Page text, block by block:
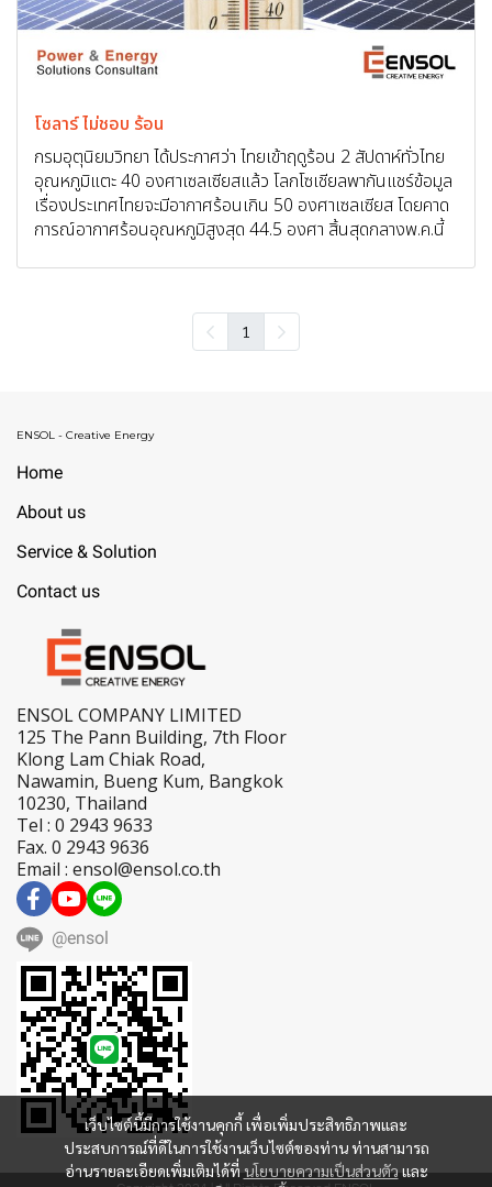
โซลาร์ ไม่ชอบ ร้อน
กรมอุตุนิยมวิทยา ได้ประกาศว่า ไทยเข้าฤดูร้อน 2 สัปดาห์ทั่วไทย
อุณหภูมิแตะ 40 องศาเซลเซียสแล้ว โลกโซเชียลพากันแชร์ข้อมูล
เรื่องประเทศไทยจะมีอากาศร้อนเกิน 50 องศาเซลเซียส โดยคาด
การณ์อากาศร้อนอุณหภูมิสูงสุด 44.5 องศา สิ้นสุดกลางพ.ค.นี้
1
เว็บไซต์นี้มีการใช้งานคุกกี้ เพื่อเพิ่มประสิทธิภาพและ
ประสบการณ์ที่ดีในการใช้งานเว็บไซต์ของท่าน ท่านสามารถ
อ่านรายละเอียดเพิ่มเติมได้ที่นโยบายความเป็นส่วนตัวและ
ENSOL - Creative Energy
Home
About us
Service & Solution
Contact us
ENSOL COMPANY LIMITED
125 The Pann Building, 7th Floor
Klong Lam Chiak Road,
Nawamin, Bueng Kum, Bangkok
10230, Thailand
Tel : 0 2943 9633
Fax. 0 2943 9636
Email : ensol@ensol.co.th
@ensol